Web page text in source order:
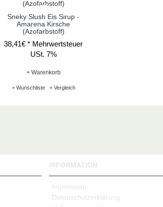
Sneky Slush Eis Sirup -
Amarena Kirsche
(Azofarbstoff)
38,41€ * Mehrwertsteuer
USt. 7%
+ Warenkorb
+ Wunschliste + Vergleich
INFORMATION
Impressum
Datenschutzerklärung